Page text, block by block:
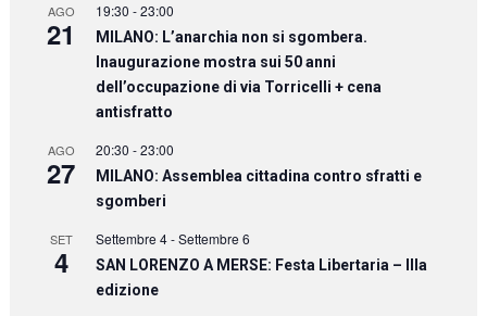
AGO
21
19:30 -23:00
MILANO: L’anarchia non si sgombera.
Inaugurazione mostra sui 50 anni
dell’occupazione di via Torricelli + cena
antisfratto
AGO
27
20:30 -23:00
MILANO: Assemblea cittadina contro sfratti e
sgomberi
SET
4
Settembre 4-Settembre 6
SAN LORENZO A MERSE: Festa Libertaria – IIIa
edizione